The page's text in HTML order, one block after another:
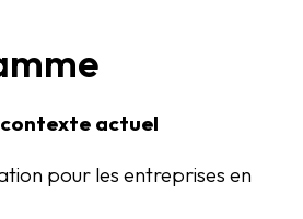
actuel
pour les entreprises en